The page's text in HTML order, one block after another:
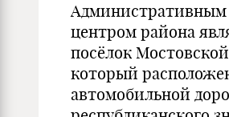
Административным
центром района
посёлок
который
автомобильной